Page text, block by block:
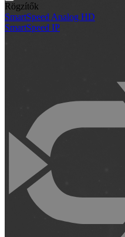
Rögzítők
SmartSpeed Analog HD
SmartSpeed IP